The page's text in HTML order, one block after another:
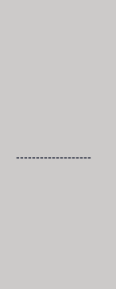
-------------------